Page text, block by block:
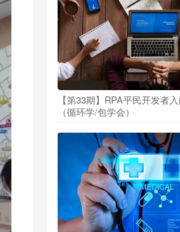
【第33期】RPA平民开发者
（循环学/包学会）